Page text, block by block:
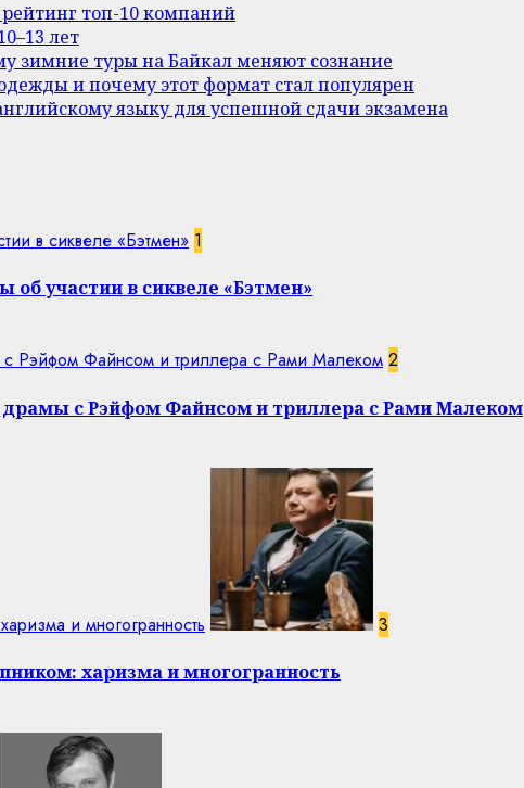
топ-10 компаний
лет
зимние туры на Байкал меняют сознание
и почему этот формат стал популярен
языку для успешной сдачи экзамена
в сиквеле «Бэтмен» 1
об участии в сиквеле «Бэтмен»
Рэйфом Файнсом и триллера с Рами Малеком 2
драмы с Рэйфом Файнсом и триллера с Рами Малеком
и многогранность 3
харизма и многогранность